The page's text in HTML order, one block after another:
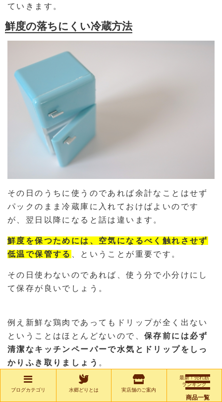
商品一覧
ていきます。
鮮度の落ちにくい冷蔵方法
その日のうちに使うのであれば余計なことはせず
パックのまま冷蔵庫に入れておけばよいのです
が、翌日以降になると話は違います。
鮮度を保つためには、空気になるべく触れさせず
低温で保管する
、ということが重要です。
その日使わないのであれば、使う分で小分けにし
て保存が良いでしょう。
例え新鮮な鶏肉であってもドリップが全く出ない
ということはほとんどないので、 保存前には必ず
清潔なキッチンペーパーで水気とドリップをしっ
かりふき取りましょう 。
その後、小分けにしラップでなるべく空気が入ら
ないようにぴったり包み、ジップロックなどのジ
ブログカテゴリ 水郷どりとは 実店舗のご案内
最新！売れ筋
ランキング